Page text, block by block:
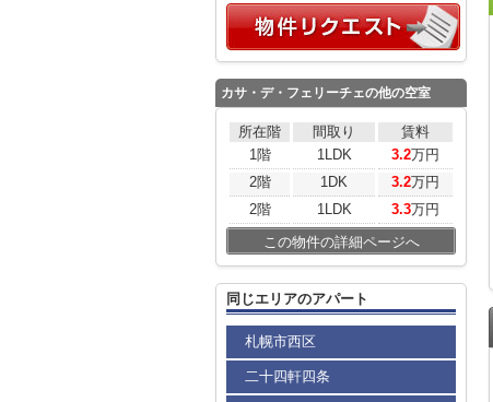
カサ・デ・フェリーチェの他の空室
所在階 間取り
賃料
1階
1LDK 3.2万円
2階
1DK 3.2万円
2階
1LDK 3.3万円
この物件の詳細ページへ
同じエリアのアパート
札幌市西区
二十四軒四条